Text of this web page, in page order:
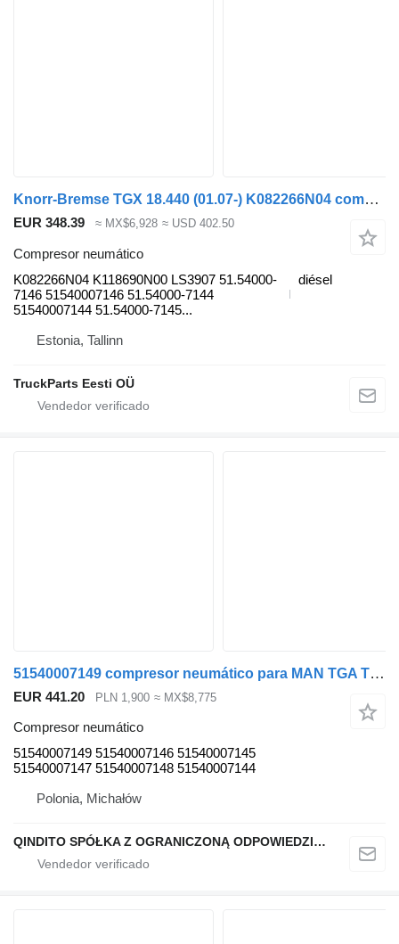
Knorr-Bremse TGX 18.440 (01.07-) K082266N04 compresor neumático para MAN TGL, TGM, TGS, TGX (2005-2021) cabeza tractora
EUR 348.39 ≈ MX$6,928 ≈ USD 402.50
Compresor neumático
K082266N04 K118690N00 LS3907 51.54000-
7146 51540007146 51.54000-7144
51540007144 51.54000-7145...
diésel
Estonia, Tallinn
TruckParts Eesti OÜ
51540007149 compresor neumático para MAN TGA TGX TGS cabeza tractora
EUR 441.20 PLN 1,900 ≈ MX$8,775
Compresor neumático
51540007149 51540007146 51540007145
51540007147 51540007148 51540007144
Polonia, Michałów
QINDITO SPÓŁKA Z OGRANICZONĄ ODPOWIEDZIALNOŚCIĄ